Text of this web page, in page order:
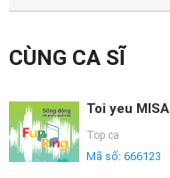
Doanh
CÙNG CA SĨ
Toi yeu MISA
Top ca
Mã số: 666123